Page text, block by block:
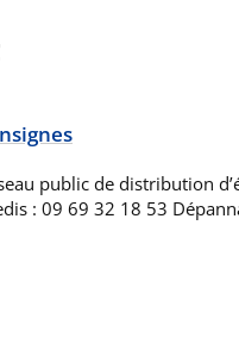
public de distribution
: 09 69 32 18 53